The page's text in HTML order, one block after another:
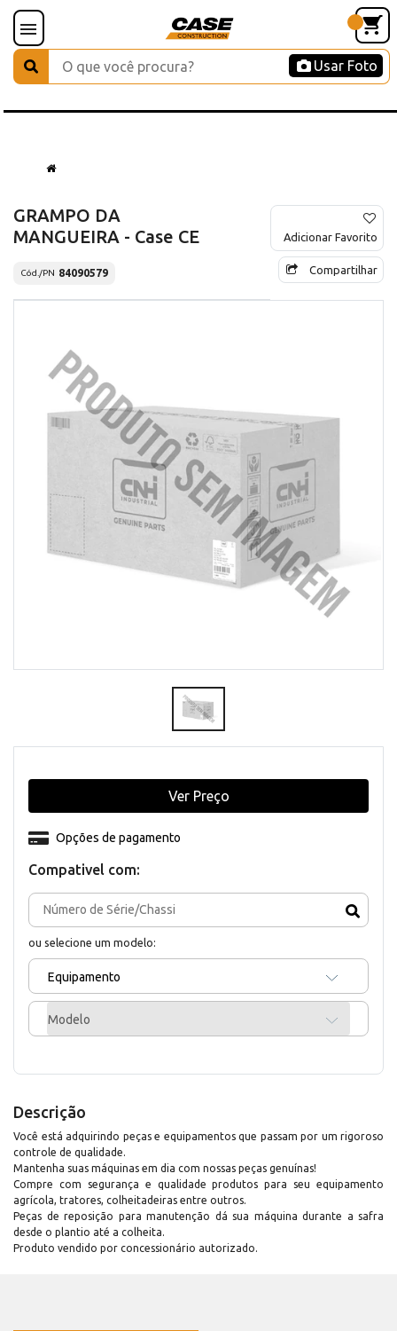
Usar Foto
GRAMPO DA
MANGUEIRA - Case CE
Cód./PN 84090579
Adicionar Favorito
Compartilhar
Compativel com:
ou selecione um modelo:
Equipamento
Modelo
Opções de pagamento
Ver Preço
Descrição
Você está adquirindo peças e equipamentos que passam por um rigoroso
controle de qualidade.
Mantenha suas máquinas em dia com nossas peças genuínas!
Compre com segurança e qualidade produtos para seu equipamento
agrícola, tratores, colheitadeiras entre outros.
Peças de reposição para manutenção dá sua máquina durante a safra
desde o plantio até a colheita.
Produto vendido por concessionário autorizado.